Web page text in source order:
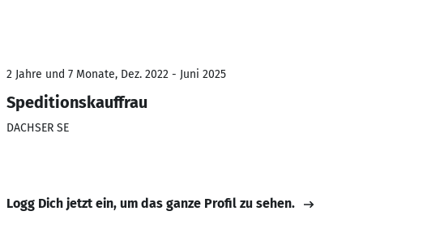
2 Jahre und 7 Monate, Dez. 2022 - Juni 2025
Speditionskauffrau
DACHSER SE
Logg Dich jetzt ein, um das ganze Profil zu sehen.